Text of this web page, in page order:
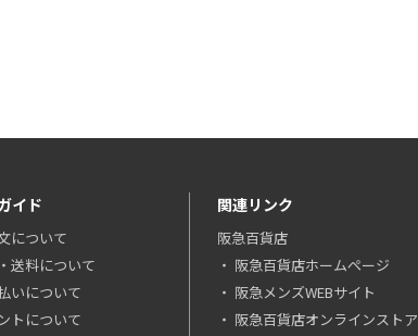
イド
について
送料について
いについて
トについて
関連リンク
阪急百貨店
阪急百貨店ホームページ
阪急メンズWEBサイト
阪急百貨店オンラインストア